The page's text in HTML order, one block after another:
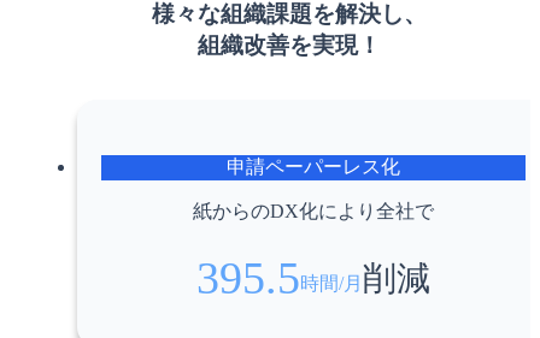
様々な組織課題を解決し、
組織改善を実現！
申請ペーパーレス化
紙からのDX化により全社で
395.5時間/月 削減